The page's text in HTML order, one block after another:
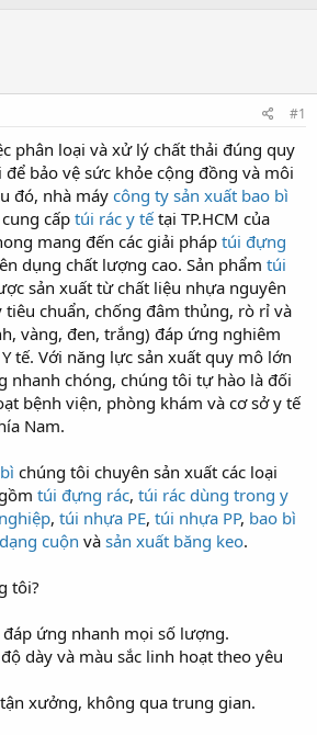
#1
phân loại và xử lý chất thải đúng quy
bảo vệ sức khỏe cộng đồng và môi
đó, nhà máy công ty sản xuất bao bì
cấp túi rác y tế tại TP.HCM của
mang đến các giải pháp túi đựng
dụng chất lượng cao. Sản phẩm túi
sản xuất từ chất liệu nhựa nguyên
tiêu chuẩn, chống đâm thủng, rò rỉ và
vàng, đen, trắng) đáp ứng nghiêm
tế. Với năng lực sản xuất quy mô lớn
nhanh chóng, chúng tôi tự hào là đối
bệnh viện, phòng khám và cơ sở y tế
Nam.
chúng tôi chuyên sản xuất các loại
túi đựng rác, túi rác dùng trong y
, túi nhựa PE, túi nhựa PP, bao bì
cuộn và sản xuất băng keo.
tôi?
ứng nhanh mọi số lượng.
dày và màu sắc linh hoạt theo yêu
xưởng, không qua trung gian.